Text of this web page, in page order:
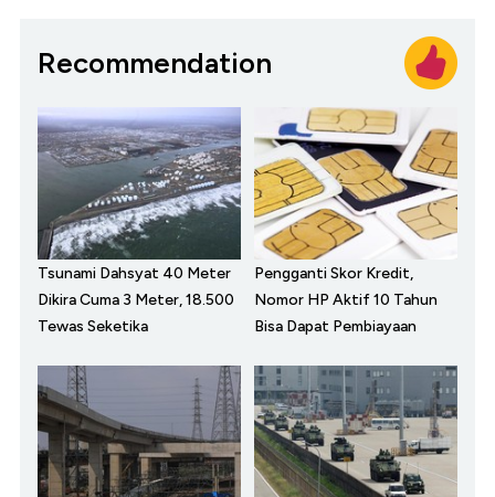
Recommendation
Tsunami Dahsyat 40 Meter
Dikira Cuma 3 Meter, 18.500
Tewas Seketika
Pengganti Skor Kredit,
Nomor HP Aktif 10 Tahun
Bisa Dapat Pembiayaan